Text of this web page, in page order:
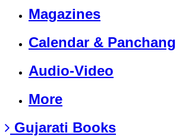
Magazines
Calendar & Panchang
Audio-Video
More
Gujarati Books